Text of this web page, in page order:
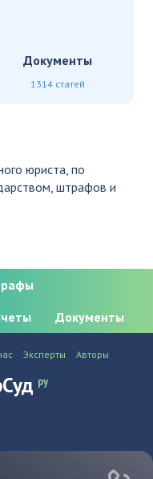
Документы
1314 статей
юриста, по
штрафов и
Документы
ру
Эксперты Авторы